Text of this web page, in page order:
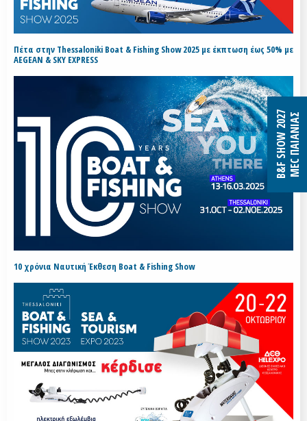
Πέτα στην Thessaloniki Boat & Fishing Show 2025 με έκπτωση έως 50% με
AEGEAN & SKY EXPRESS
10 χρόνια Ναυτική Έκθεση Boat & Fishing Show
B&F SHOW 2027MEC ΠΑΙΑΝΙΑΣ